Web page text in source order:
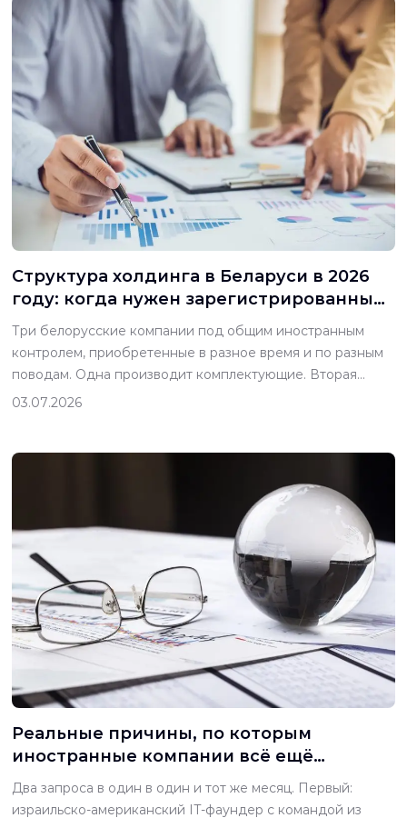
Структура холдинга в Беларуси в 2026
году: когда нужен зарегистрированный
холдинг, а когда хватит материнской
компании
Три белорусские компании под общим иностранным
контролем, приобретенные в разное время и по разным
поводам. Одна производит комплектующие. Вторая
импортирует и продает. Третья владеет складом и
не на том счете, где они нужны. Финансовый директор
03.07.2026
Реальные причины, по которым
иностранные компании всё ещё
выбирают Беларусь в 2026 году
Два запроса в один в один и тот же месяц. Первый:
израильско-американский IT-фаундер с командой из